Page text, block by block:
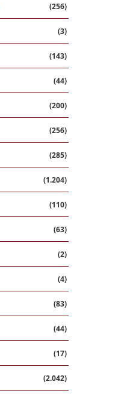
(256)
(3)
(143)
(44)
(200)
(256)
(285)
(1.204)
(110)
(63)
(2)
(4)
(83)
(44)
(17)
(2.042)